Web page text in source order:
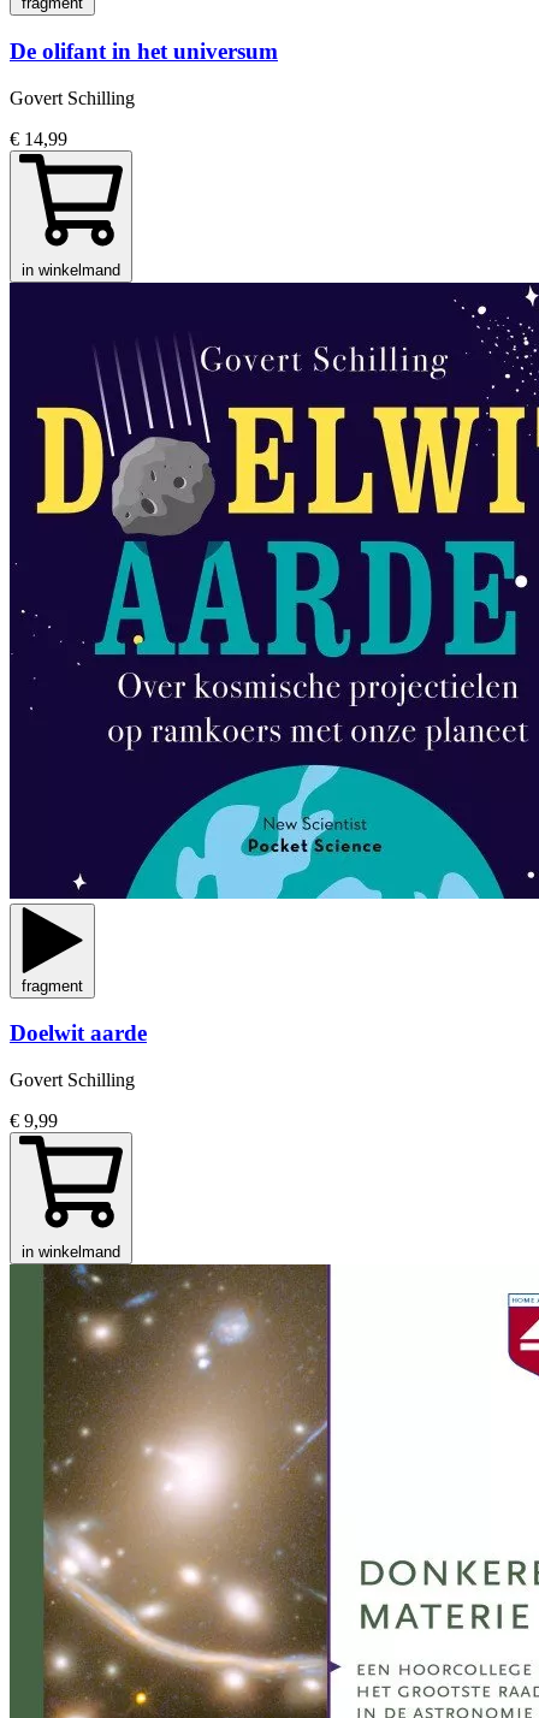
De olifant in het universum
Govert Schilling
€ 14,99
in winkelmand
fragment
Doelwit aarde
Govert Schilling
€ 9,99
in winkelmand